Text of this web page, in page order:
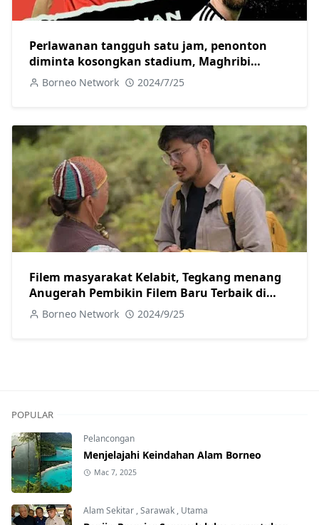
Perlawanan tangguh satu jam, penonton
diminta kosongkan stadium, Maghribi
aibkan Argentina 2-1
Borneo Network 2024/7/25
Filem masyarakat Kelabit, Tegkang menang
Anugerah Pembikin Filem Baru Terbaik di
London
Borneo Network 2024/9/25
POPULAR
Pelancongan
Menjelajahi Keindahan Alam Borneo
Mac 7, 2025
Alam Sekitar ,Sarawak , Utama